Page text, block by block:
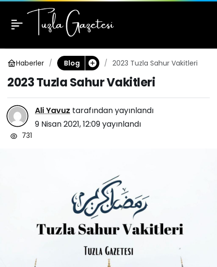
Haberler Blog 2023 Tuzla Sahur Vakitleri
2023 Tuzla Sahur Vakitleri
Ali Yavuz tarafından yayınlandı
9 Nisan 2021, 12:09yayınlandı
731
2023 Tuzla Sahur